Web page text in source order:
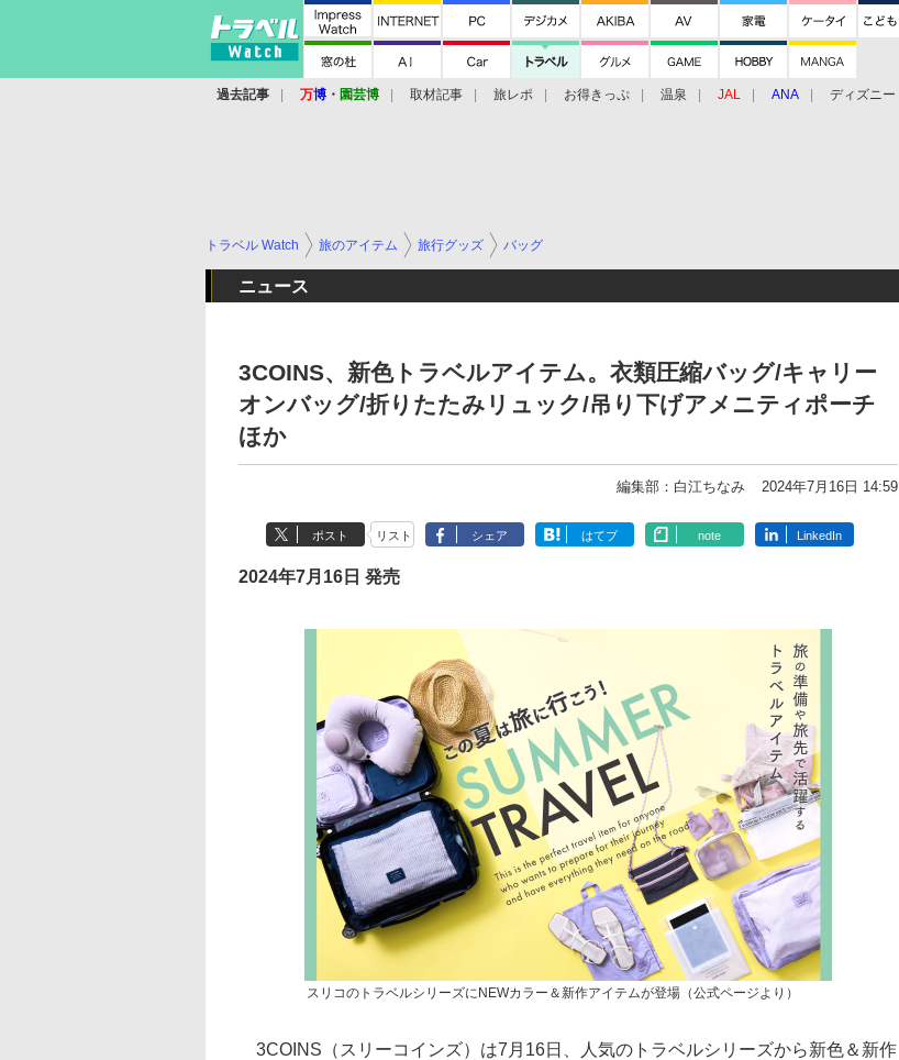
過去記事 万博 ・ 園芸博 取材記事 旅レポ お得きっぷ 温泉 JAL ANA ディズニー
トラベル Watch 旅のアイテム 旅行グッズ バッグ
ニュース
3COINS、新色トラベルアイテム。衣類圧縮バッグ/キャリー
オンバッグ/折りたたみリュック/吊り下げアメニティポーチ
ほか
編集部：白江ちなみ 2024年7月16日 14:59
ポスト リスト シェア はてブ note LinkedIn
2024年7月16日 発売
スリコのトラベルシリーズにNEWカラー＆新作アイテムが登場（公式ページより）
3COINS（スリーコインズ）は7月16日、人気のトラベルシリーズから新色＆新作